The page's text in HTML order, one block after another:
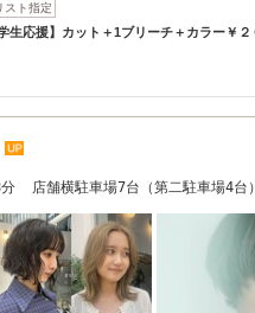
スト指定
生応援】カット＋1ブリーチ＋カラー￥２
分 店舗横駐車場7台（第二駐車場4